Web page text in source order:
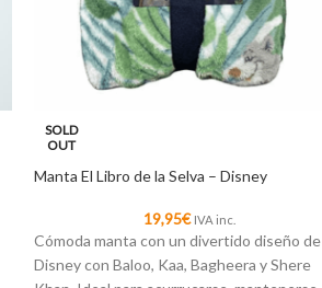
SOLD
OUT
Manta El Libro de la Selva – Disney
19,95€ IVA inc.
Cómoda manta con un divertido diseño de
Disney con Baloo, Kaa, Bagheera y Shere